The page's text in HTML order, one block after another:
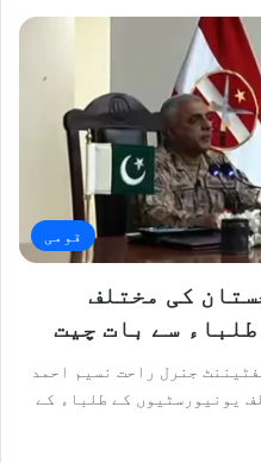
قومی
کی مختلف
سے بات چیت
جنرل راحت نسیم احمد
یونیورسٹیوں کے طلباء کے